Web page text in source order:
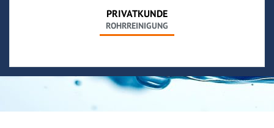
PRIVATKUNDE
ROHRREINIGUNG